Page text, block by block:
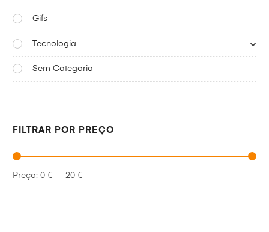
Gifs
Tecnologia
Sem Categoria
FILTRAR POR PREÇO
Preço: 0 € — 20 €